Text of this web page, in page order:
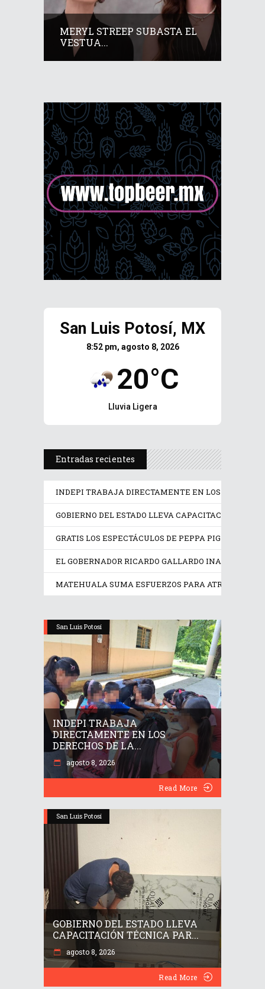
MERYL STREEP SUBASTA EL
VESTUA...
San Luis Potosí, MX
8:52 pm, agosto 8, 2026
20°C
Lluvia Ligera
Entradas recientes
INDEPI TRABAJA DIRECTAMENTE EN LOS
GOBIERNO DEL ESTADO LLEVA CAPACITACIÓN
GRATIS LOS ESPECTÁCULOS DE PEPPA PIG Y
EL GOBERNADOR RICARDO GALLARDO INAUGURA
MATEHUALA SUMA ESFUERZOS PARA ATRAER
San Luis Potosí
INDEPI TRABAJA
DIRECTAMENTE EN LOS
DERECHOS DE LA...
agosto 8, 2026
Read More
San Luis Potosí
GOBIERNO DEL ESTADO LLEVA
CAPACITACIÓN TÉCNICA PAR...
agosto 8, 2026
Read More